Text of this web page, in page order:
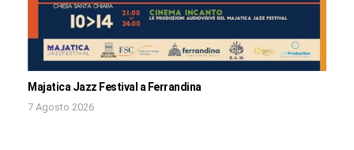
Majatica Jazz Festival a Ferrandina
7 Agosto 2026